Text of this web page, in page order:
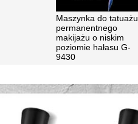
Maszynka do tatuażu
permanentnego
makijażu o niskim
poziomie hałasu G-
9430